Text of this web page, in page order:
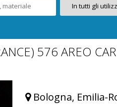
576 AREO
Bologna, Emilia-